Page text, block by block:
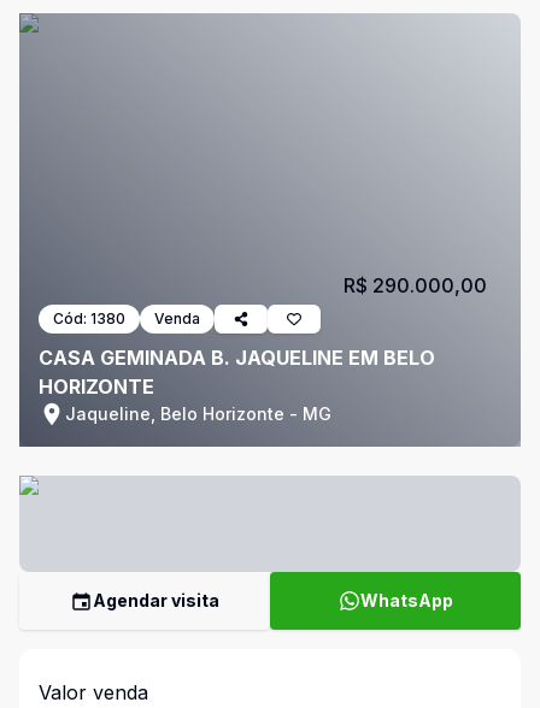
Cód: 1380 Venda
CASA GEMINADA B. JAQUELINE EM BELO
HORIZONTE
Jaqueline, Belo Horizonte - MG
R$ 290.000,00
Agendar visita WhatsApp
Valor venda